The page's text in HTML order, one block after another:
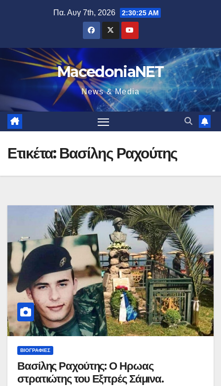
Πα. Αυγ 7th, 2026 2:30:26 AM
MacedoniaNET
News & Media
Ετικέτα: Βασίλης Ραχούτης
ΒΙΟΓΡΑΦΊΕΣ
Βασίλης Ραχούτης: Ο Ηρωας
στρατιώτης του Εξπρές Σάμινα.